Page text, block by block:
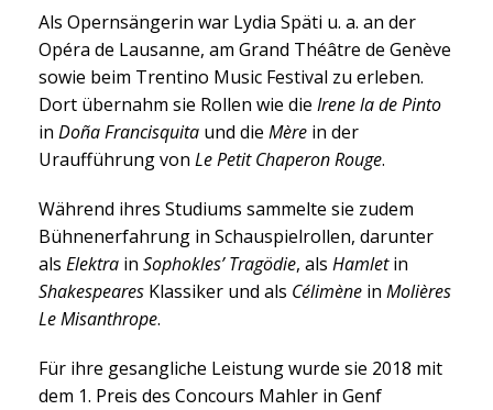
Als Opernsängerin war Lydia Späti u. a. an der
Opéra de Lausanne, am Grand Théâtre de Genève
sowie beim Trentino Music Festival zu erleben.
Dort übernahm sie Rollen wie die Irene la de Pinto
in Doña Francisquita und die Mère in der
Uraufführung von Le Petit Chaperon Rouge.
Während ihres Studiums sammelte sie zudem
Bühnenerfahrung in Schauspielrollen, darunter
als Elektra in Sophokles’ Tragödie, als Hamletin
Shakespeares Klassiker und als Célimène in Molières
Le Misanthrope.
Für ihre gesangliche Leistung wurde sie 2018 mit
dem 1. Preis des Concours Mahler in Genf